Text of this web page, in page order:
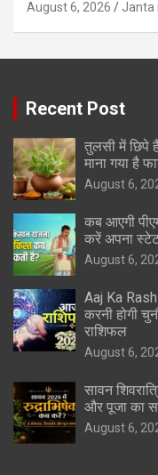
August 6, 2026 Janta
Recent Post
तुलसी में छिपे
माना गया है
August 6,
कब आएगी
करें अपना
August 6,
Aaj Ka
करनी होगी
राशिफल
August 6,
सावन
और पूजा का
August 6,